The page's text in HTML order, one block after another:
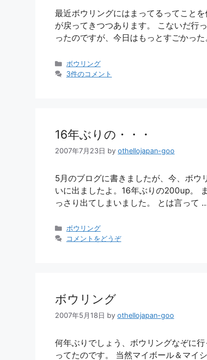
最近ボウリングにはまってるってこと
が戻ってきつつあります。 こないだ行
ったのですが、今日はもっとすごかっ
カ
テ
ボウリング
3件のコメント
16年ぶりの・・・
2007年7月23日 by othellojapan-goo
5月のブログに書きましたが、今、ボウ
いに出ましたよ。16年ぶりの200up。
っさり出てしまいました。 とは言って
カ
テ
ボウリング
コメントをどうぞ
ボウリング
2007年5月18日 by othellojapan-goo
何年ぶりでしょう、ボウリングなぞに
ってたのです。 当然マイボール＆マイ